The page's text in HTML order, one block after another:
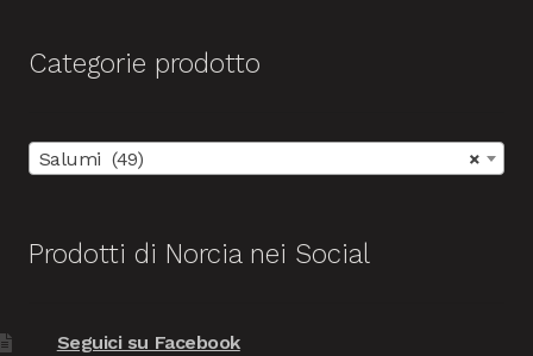
Categorie prodotto
×
Salumi (49)
Prodotti di Norcia nei Social
Seguici su Facebook